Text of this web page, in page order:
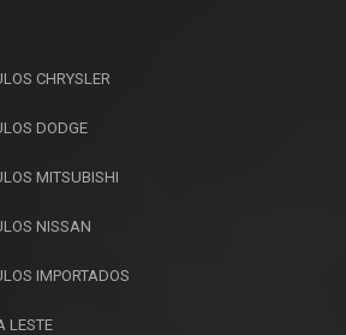
CHRYSLER
DODGE
MITSUBISHI
NISSAN
IMPORTADOS
LESTE